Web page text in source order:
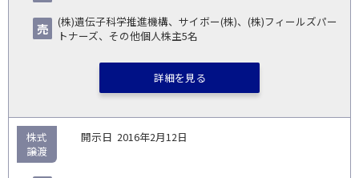
(株)遺伝子科学推進機構、サイボー(株)、(株)フィールズパー
トナーズ、その他個人株主5名
詳細を見る
2016年2月12日
株式
譲渡